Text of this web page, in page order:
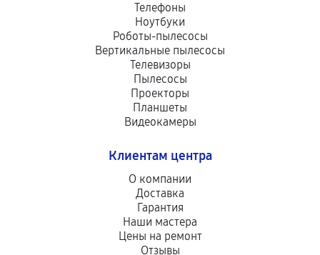
Телефоны
Ноутбуки
Роботы-пылесосы
Вертикальные пылесосы
Телевизоры
Пылесосы
Проекторы
Планшеты
Видеокамеры
Клиентам центра
О компании
Доставка
Гарантия
Наши мастера
Цены на ремонт
Отзывы